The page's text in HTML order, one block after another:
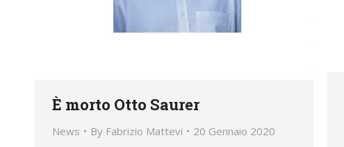
È morto Otto Saurer
News By Fabrizio Mattevi 20 Gennaio 2020